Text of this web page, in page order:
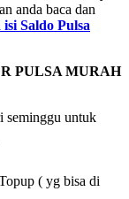
anda baca dan
Saldo Pulsa
PULSA MURAH
seminggu untuk
( yg bisa di